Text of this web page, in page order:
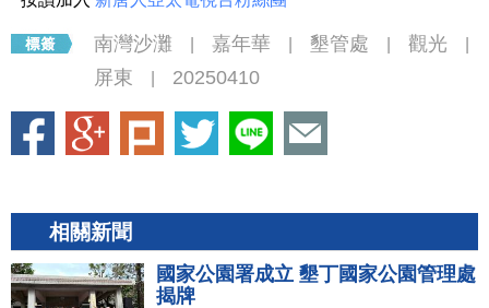
南灣沙灘 嘉年華 墾管處 觀光
屏東 20250410
相關新聞
國家公園署成立 墾丁國家公園管理處
揭牌